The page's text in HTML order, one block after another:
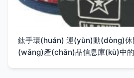
鈦手環(huán) 運(yùn)動(dòng)休
(wǎng)產(chǎn)品信息庫(kù)中